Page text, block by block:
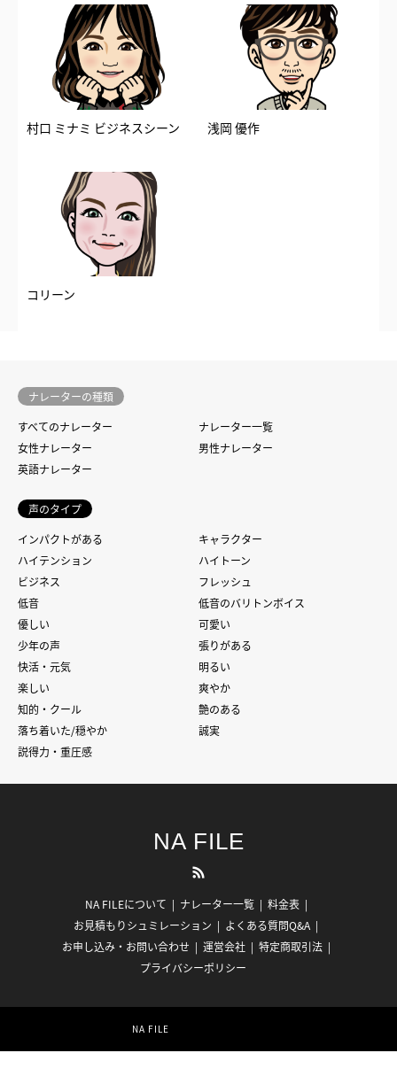
村口 ミナミ ビジネスシーン 浅岡 優作
コリーン
ナレーターの種類
すべてのナレーター
ナレーター一覧
女性ナレーター
男性ナレーター
英語ナレーター
声のタイプ
インパクトがある
キャラクター
ハイテンション
ハイトーン
ビジネス
フレッシュ
低音
低音のバリトンボイス
優しい
可愛い
少年の声
張りがある
快活・元気
明るい
楽しい
爽やか
知的・クール
艶のある
落ち着いた/穏やか
誠実
説得力・重圧感
NA FILE
NA FILEについて ナレーター一覧
料金表
お見積もりシュミレーション
よくある質問Q&A
お申し込み・お問い合わせ
運営会社
特定商取引法
プライバシーポリシー
NA FILE